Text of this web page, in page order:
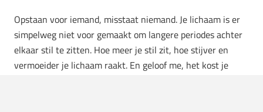
Opstaan voor iemand, misstaat niemand. Je lichaam is er
simpelweg niet voor gemaakt om langere periodes achter
elkaar stil te zitten. Hoe meer je stil zit, hoe stijver en
vermoeider je lichaam raakt. En geloof me, het kost je